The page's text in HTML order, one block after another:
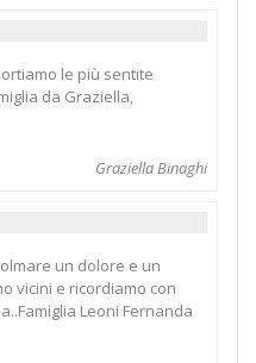
le più sentite
da Graziella,
Graziella Binaghi
un dolore e un
vicini e ricordiamo con
Leoni Fernanda